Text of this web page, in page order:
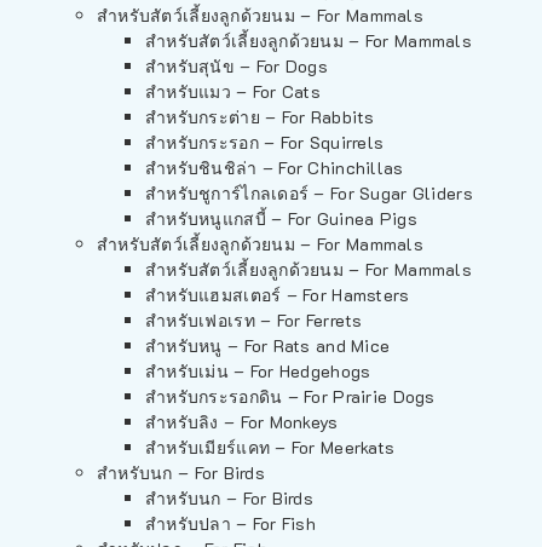
สำหรับสัตว์เลี้ยงลูกด้วยนม – For Mammals
สำหรับสัตว์เลี้ยงลูกด้วยนม – For Mammals
สำหรับสุนัข – For Dogs
สำหรับแมว – For Cats
สำหรับกระต่าย – For Rabbits
สำหรับกระรอก – For Squirrels
สำหรับชินชิล่า – For Chinchillas
สำหรับชูการ์ไกลเดอร์ – For Sugar Gliders
สำหรับหนูแกสบี้ – For Guinea Pigs
สำหรับสัตว์เลี้ยงลูกด้วยนม – For Mammals
สำหรับสัตว์เลี้ยงลูกด้วยนม – For Mammals
สำหรับแฮมสเตอร์ – For Hamsters
สำหรับเฟอเรท – For Ferrets
สำหรับหนู – For Rats and Mice
สำหรับเม่น – For Hedgehogs
สำหรับกระรอกดิน – For Prairie Dogs
สำหรับลิง – For Monkeys
สำหรับเมียร์แคท – For Meerkats
สำหรับนก – For Birds
สำหรับนก – For Birds
สำหรับปลา – For Fish